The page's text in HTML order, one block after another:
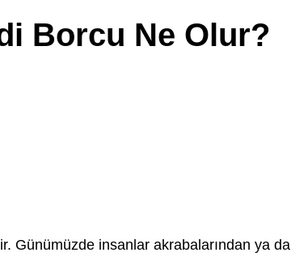
Borcu Ne Olur?
Günümüzde insanlar akrabalarından ya da